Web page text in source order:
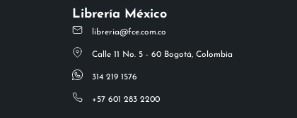
Librería México
libreria@fce.com.co
Calle 11 No. 5 - 60 Bogotá, Colombia
314 219 1576
+57 601 283 2200